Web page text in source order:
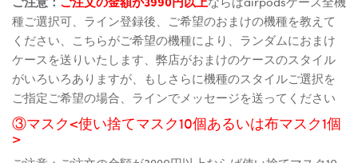
種ご選択可、ライン登録後、ご希望のおまけの機種を教えて
ください、こちらがご希望の機種により、ランダムにおまけ
ケースを送りいたします、弊店がおまけのケースのスタイル
がいろいろありますが、もしさらに機種のスタイルご選択を
ご指定ご希望の場合、ラインでメッセージを送ってください
③マスク<使い捨てマスク10個あるいは布マスク1個
>